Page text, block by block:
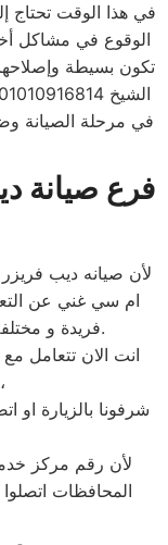
في هذا الوقت تحتاج
الوقوع في مشاكل
تكون بسيطة
في مرحلة الصيانة
فرع صيانة
لأن صيانه ديب
ام سي غني عن
فريدة و مختلفة التقنية عن مثيلاتها انها جي ام سي.
انت الان تتعامل
فريزر في كفر الشيخ ،
شرفونا بالزيارة او
لأن رقم مركز
المحافظات